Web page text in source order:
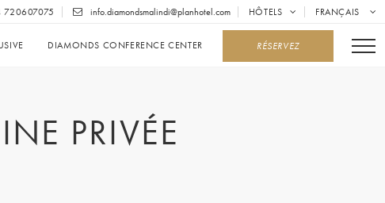
720607075 info.diamondsmalindi@planhotel.com HÔTELS FRANÇAIS
RÉSERVEZ
DIAMONDS CONFERENCE CENTER
PRIVÉE